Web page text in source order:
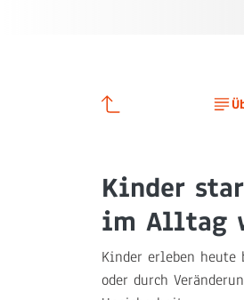
Kinder
im Alltag
Kinder erleben
oder durch